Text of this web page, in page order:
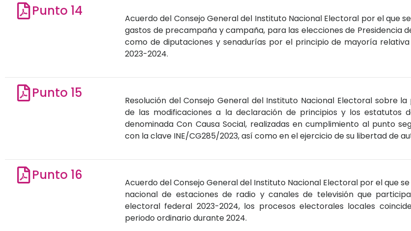
Punto 14
Acuerdo del Consejo General del Instituto Nacional Electoral por el que
gastos de precampaña y campaña, para las elecciones de Presidencia
como de diputaciones y senadurías por el principio de mayoría
2023-2024.
Punto 15
Resolución del Consejo General del Instituto Nacional Electoral sobre
de las modificaciones a la declaración de principios y los estatutos
denominada Con Causa Social, realizadas en cumplimiento al punto
con la clave INE/CG285/2023, así como en el ejercicio de su libertad de
Punto 16
Acuerdo del Consejo General del Instituto Nacional Electoral por el que
nacional de estaciones de radio y canales de televisión que
electoral federal 2023-2024, los procesos electorales locales
periodo ordinario durante 2024.